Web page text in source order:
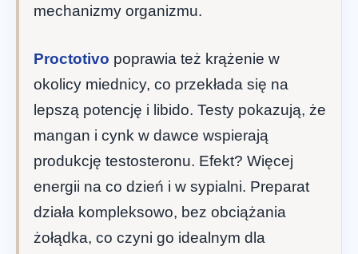
mechanizmy organizmu.
Proctotivo poprawia też krążenie w
okolicy miednicy, co przekłada się na
lepszą potencję i libido. Testy pokazują, że
mangan i cynk w dawce wspierają
produkcję testosteronu. Efekt? Więcej
energii na co dzień i w sypialni. Preparat
działa kompleksowo, bez obciążania
żołądka, co czyni go idealnym dla